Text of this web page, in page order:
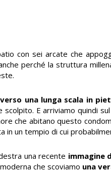
con sei arcate che
perché la struttura
una lunga scala in
scolpito. E arriviamo quindi
che abitano questo
in un tempio di cui
una recente immagine
che scoviamo una